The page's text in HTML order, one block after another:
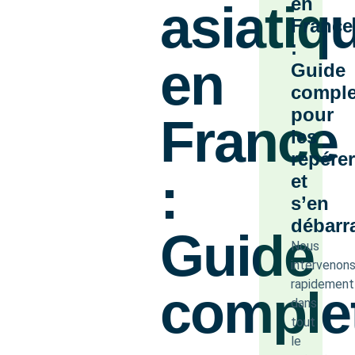
en
France
:
Guide
France
:
Guide
pour
les
repérer
et
s’en
Nous
intervenons
rapidement
dans
tout
le